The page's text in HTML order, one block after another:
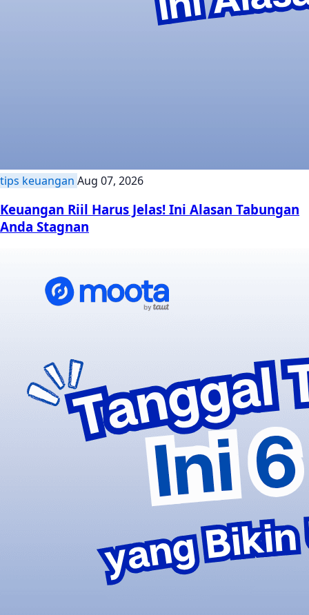
tips keuangan Aug 07, 2026
Keuangan Riil Harus Jelas! Ini Alasan Tabungan
Anda Stagnan